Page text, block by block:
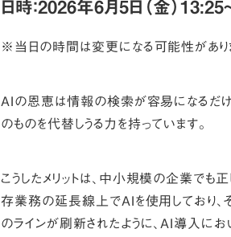
日時：2026年6月5日（金）
※当日の時間は変更になる可能性があり
AIの恩恵は情報の検索が容易になるだ
のものを代替しうる力を持っています。
こうしたメリットは、中小規模の企業で
存業務の延長線上でAIを使用しており
のラインが刷新されたように、AI導入に